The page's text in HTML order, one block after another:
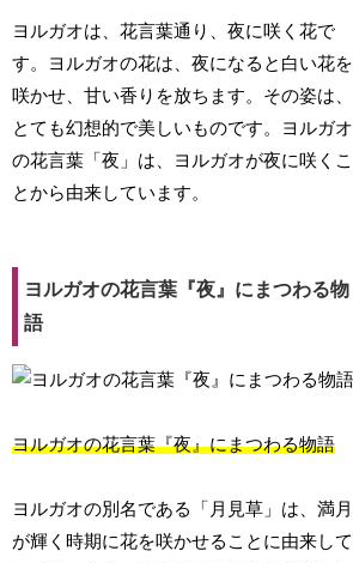
ヨルガオは、花言葉通り、夜に咲く花で
す。ヨルガオの花は、夜になると白い花を
咲かせ、甘い香りを放ちます。その姿は、
とても幻想的で美しいものです。ヨルガオ
の花言葉「夜」は、ヨルガオが夜に咲くこ
とから由来しています。
ヨルガオの花言葉『夜』にまつわる物
語
ヨルガオの花言葉『夜』にまつわる物語
ヨルガオの別名である「月見草」は、満月
が輝く時期に花を咲かせることに由来して